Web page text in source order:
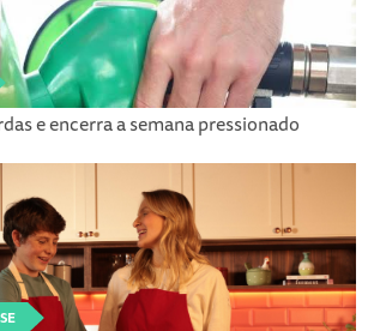
e encerra a semana pressionado